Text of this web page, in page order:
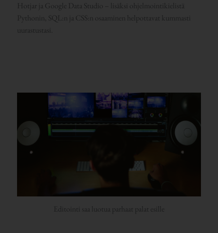
Hotjar ja Google Data Studio – lisäksi ohjelmointikielistä
Pythonin, SQL:n ja CSS:n osaaminen helpottavat kummasti
uurastustasi.
Editointi saa luotua parhaat palat esille